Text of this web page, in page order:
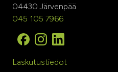
04430 Järvenpää
045 105 7966
Laskutustiedot